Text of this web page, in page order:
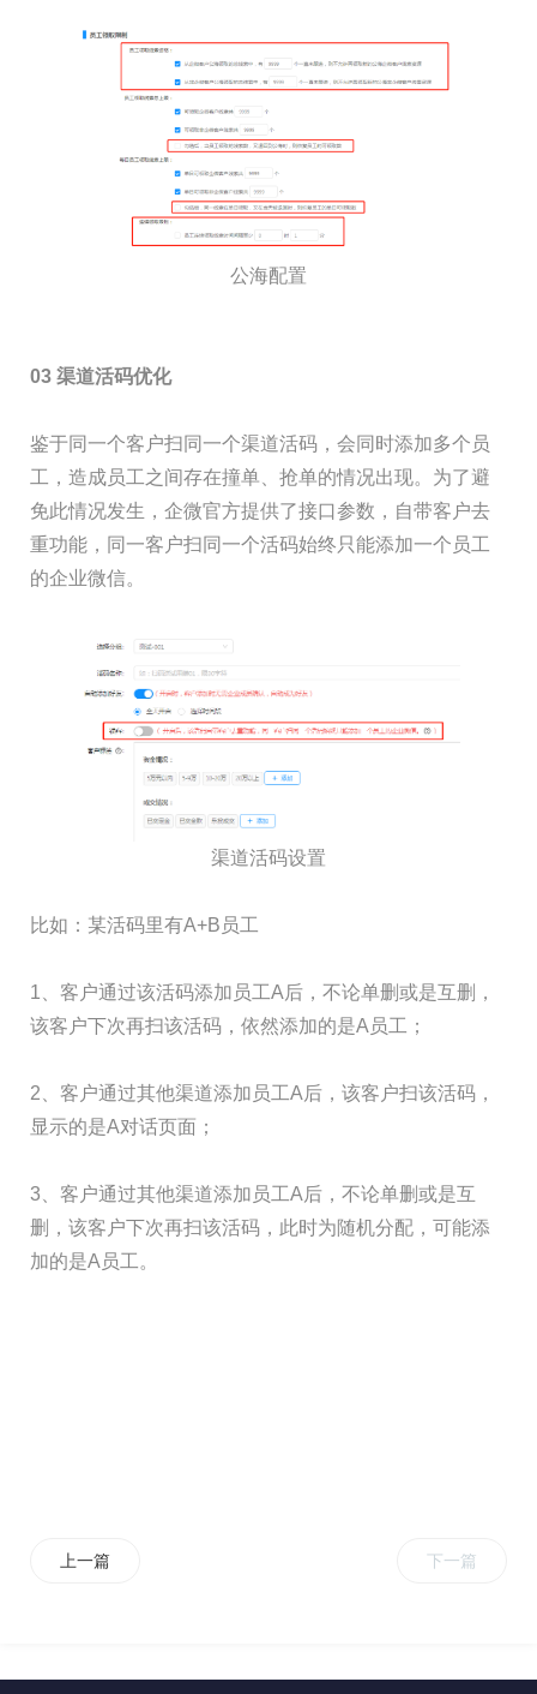
公海配置
03 渠道活码优化
鉴于同一个客户扫同一个渠道活码，会同时添加多个员
工，造成员工之间存在撞单、抢单的情况出现。为了避
免此情况发生，企微官方提供了接口参数，自带客户去
重功能，同一客户扫同一个活码始终只能添加一个员工
的企业微信。
渠道活码设置
比如：某活码里有A+B员工
1、客户通过该活码添加员工A后，不论单删或是互删，
该客户下次再扫该活码，依然添加的是A员工；
2、客户通过其他渠道添加员工A后，该客户扫该活码，
显示的是A对话页面；
3、客户通过其他渠道添加员工A后，不论单删或是互
删，该客户下次再扫该活码，此时为随机分配，可能添
加的是A员工。
上一篇 下一篇